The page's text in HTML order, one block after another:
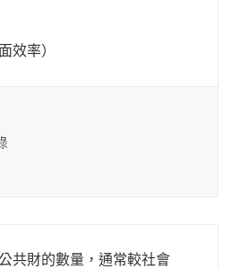
效率）
共財的數量，通常較社會